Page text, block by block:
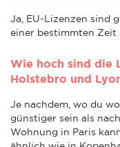
Ja, EU-Lizenzen sind
einer bestimmten Zeit
Wie hoch sind die
Holstebro und
Je nachdem, wo du
günstiger sein als
Wohnung in Paris